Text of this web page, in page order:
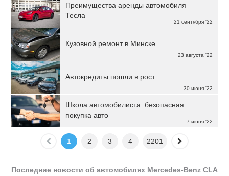
21 сентября '22
Преимущества аренды автомобиля
Тесла
23 августа '22
Кузовной ремонт в Минске
30 июня '22
Автокредиты пошли в рост
7 июня '22
Школа автомобилиста: безопасная
покупка авто
1 2 3 4 2201
Последние новости об автомобилях Mercedes-Benz CLA